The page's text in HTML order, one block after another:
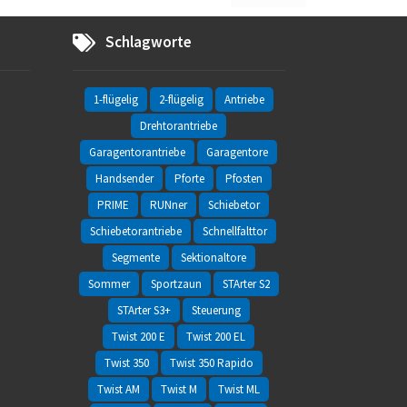
Schlagworte
1-flügelig 2-flügelig
Antriebe
Drehtorantriebe
Garagentorantriebe
Garagentore
Handsender
Pforte
Pfosten
PRIME
RUNner
Schiebetor
Schiebetorantriebe
Schnellfalttor
Segmente
Sektionaltore
Sommer
Sportzaun
STArter S2
STArter S3+
Steuerung
Twist 200 E
Twist 200 EL
Twist 350
Twist 350 Rapido
Twist AM
Twist M Twist ML